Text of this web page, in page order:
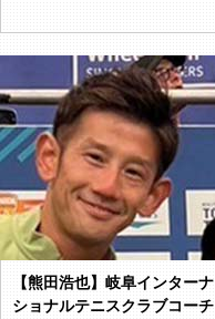
【熊田浩也】岐阜インターナ
ショナルテニスクラブコーチ